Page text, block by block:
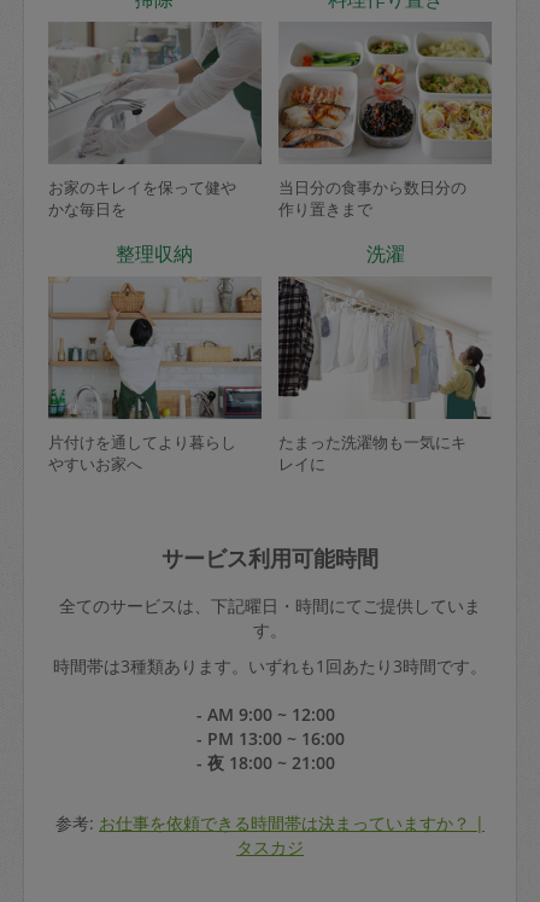
お家のキレイを保って健や
かな毎日を
当日分の食事から数日分の
作り置きまで
整理収納
片付けを通してより暮らし
やすいお家へ
洗濯
たまった洗濯物も一気にキ
レイに
サービス利用可能時間
全てのサービスは、下記曜日・時間にてご提供していま
す。
時間帯は3種類あります。いずれも1回あたり3時間です。
- AM 9:00 ~ 12:00
- PM 13:00 ~ 16:00
- 夜 18:00 ~ 21:00
参考: お仕事を依頼できる時間帯は決まっていますか？ |
タスカジ